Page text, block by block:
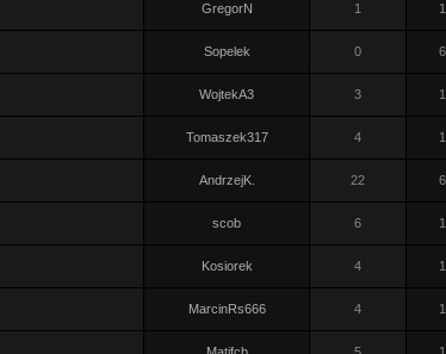
GregorN 1
Sopelek 0
WojtekA3 3
Tomaszek317 4
AndrzejK. 22
scob 6
Kosiorek 4
MarcinRs666 4